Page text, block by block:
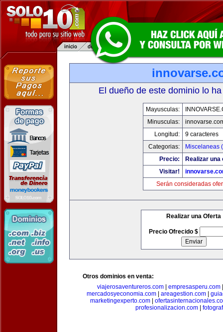
El dueño de este dominio lo
Mayusculas:
Minusculas:
Longitud:
9 caracteres
Categorias:
Miscelaneas
Precio:
Realizar una
Visitar!
Serán consideradas
Realizar una Oferta
Precio Ofrecido $
Otros dominios en venta:
viajerosaventureros.com| empresasperu.com
mercadosyeconomia.com
areagestion.com
marketingexperto.com
profesionalizacion.com|